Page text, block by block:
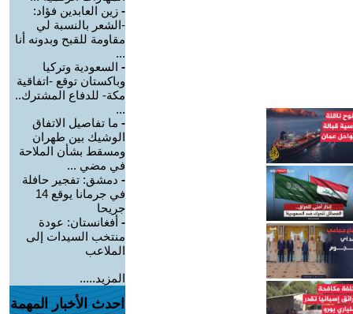
- زين العابدين فؤاد:
-الشعر بالنسبة لي
مقاومة للقبح وبدونه أنا
...
- السعودية وتركيا
وباكستان توقع -اتفاقية
مكة- للدفاع المشترك..
...
- ما تفاصيل الاتفاق
الوشيك بين طهران
ومسقط بشأن الملاحة
في مضي ...
- دمشق: تفجير حافلة
في جرمانا يوقع 14
جريحا
- أفغانستان: عودة
منتخب السيدات إلى
الملاعب
المزيد.....
احدث الأخبار المهمة